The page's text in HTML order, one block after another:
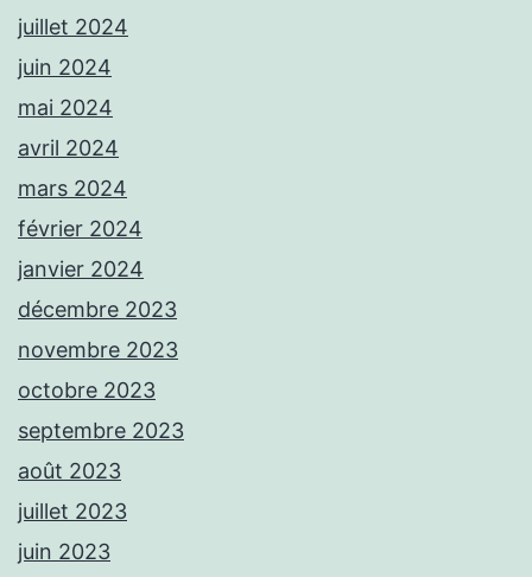
juillet 2024
juin 2024
mai 2024
avril 2024
mars 2024
février 2024
janvier 2024
décembre 2023
novembre 2023
octobre 2023
septembre 2023
août 2023
juillet 2023
juin 2023